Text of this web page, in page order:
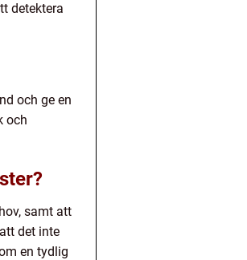
detektera
och ge en
och
samt att
det inte
en tydlig